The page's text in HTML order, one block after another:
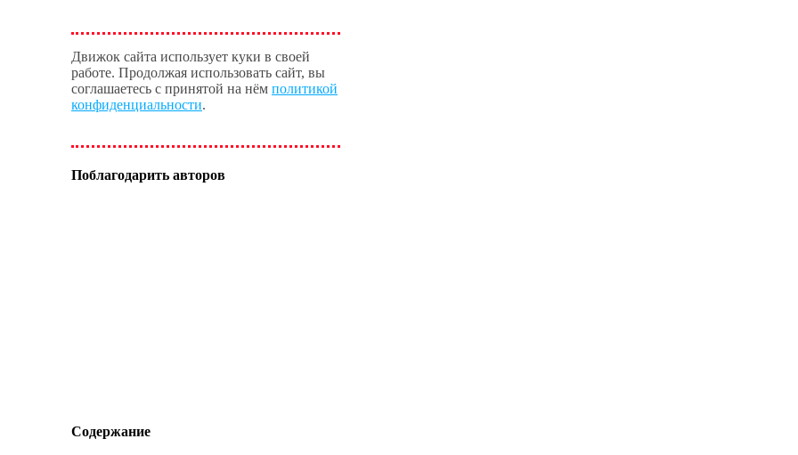
Движок сайта использует куки в своей
работе. Продолжая использовать сайт, вы
соглашаетесь с принятой на нём политикой
конфиденциальности.
Поблагодарить авторов
Содержание